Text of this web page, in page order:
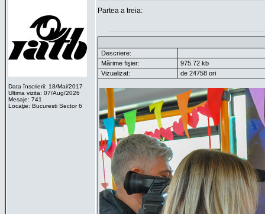
Data înscrierii: 18/Mai/2017
Ultima vizita: 07/Aug/2026
Mesaje: 741
Locaţie: Bucuresti Sector 6
Partea a treia:
Descriere:
Mărime fişier:
975.72 kb
Vizualizat:
de 24758 ori